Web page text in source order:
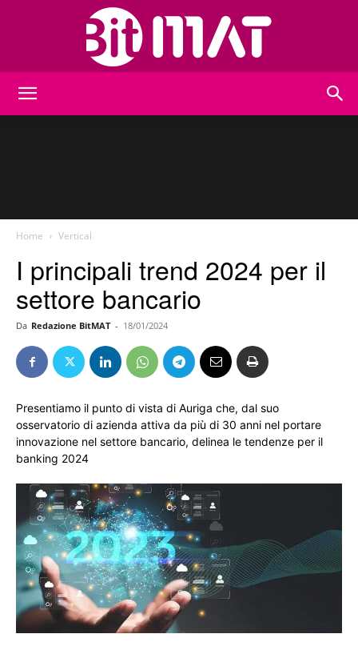
Home Vertical
I principali trend 2024 per il
settore bancario
Da Redazione BitMAT - 18/01/2024
Presentiamo il punto di vista di Auriga che, dal suo
osservatorio di azienda attiva da più di 30 anni nel portare
innovazione nel settore bancario, delinea le tendenze per il
banking 2024